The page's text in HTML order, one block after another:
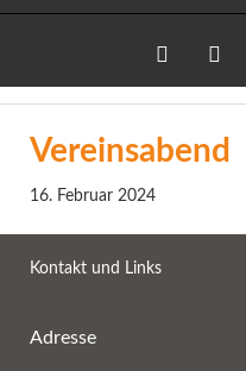
Twitter LinkedIn
Vereinsabend
16. Februar 2024
Kontakt und Links
Adresse